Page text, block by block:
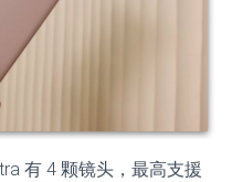
有 4 颗镜头，最高支援